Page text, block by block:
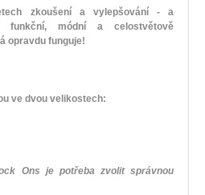
zkoušení a vylepšování - a
funkční, módní a celostvětově
opravdu funguje!
ve dvou velikostech:
Ons je potřeba zvolit správnou